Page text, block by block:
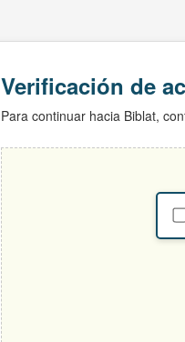
Verificación de
Para continuar hacia Biblat,